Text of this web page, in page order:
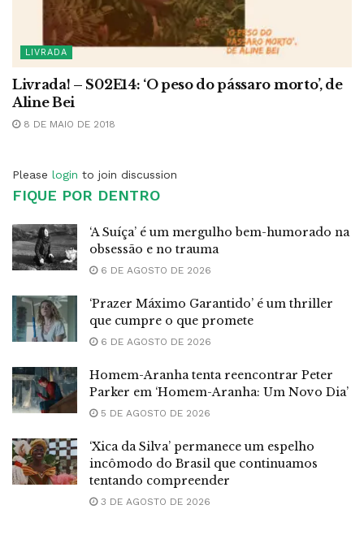
LIVRADA
Livrada! – S02E14: ‘O peso do pássaro morto’, de
Aline Bei
8 DE MAIO DE 2018
Please login to join discussion
FIQUE POR DENTRO
‘A Suíça’ é um mergulho bem-humorado na
obsessão e no trauma
6 DE AGOSTO DE 2026
‘Prazer Máximo Garantido’ é um thriller
que cumpre o que promete
6 DE AGOSTO DE 2026
Homem-Aranha tenta reencontrar Peter
Parker em ‘Homem-Aranha: Um Novo Dia’
5 DE AGOSTO DE 2026
‘Xica da Silva’ permanece um espelho
incômodo do Brasil que continuamos
tentando compreender
3 DE AGOSTO DE 2026